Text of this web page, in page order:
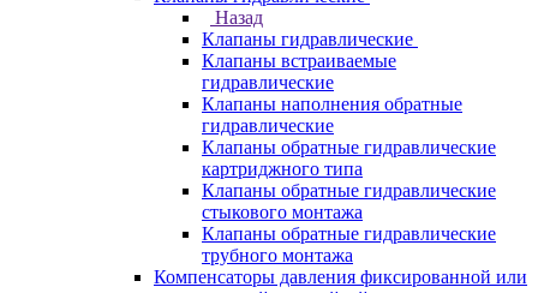
Назад
Клапаны гидравлические
Клапаны встраиваемые
гидравлические
Клапаны наполнения обратные
гидравлические
Клапаны обратные гидравлические
картриджного типа
Клапаны обратные гидравлические
стыкового монтажа
Клапаны обратные гидравлические
трубного монтажа
Компенсаторы давления фиксированной или